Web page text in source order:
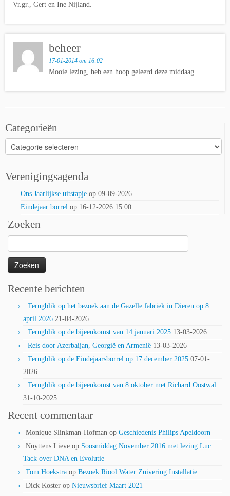
Vr.gr., Gert en Ine Nijland.
beheer
17-01-2014 om 16:02
Mooie lezing, heb een hoop geleerd deze middaag.
Categorieën
Categorieën
Verenigingsagenda
Ons Jaarlijkse uitstapje op 09-09-2026
Eindejaar borrel op 16-12-2026 15:00
Zoeken
naar:
Recente berichten
Terugblik op het bezoek aan de Gazelle fabriek in Dieren op 8
april 2026 21-04-2026
Terugblik op de bijeenkomst van 14 januari 2025 13-03-2026
Reis door Azerbaijan, Georgië en Armenië 13-03-2026
Terugblik op de Eindejaarsborrel op 17 december 2025 07-01-
2026
Terugblik op de bijeenkomst van 8 oktober met Richard Oostwal
31-10-2025
Recent commentaar
Monique Slinkman-Hofman op Geschiedenis Philips Apeldoorn
Nuyttens Lieve op Soosmiddag November 2016 met lezing Luc
Tack over DNA en Evolutie
Tom Hoekstra op Bezoek Riool Water Zuivering Installatie
Dick Koster op Nieuwsbrief Maart 2021